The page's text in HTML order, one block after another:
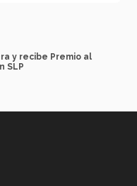
y recibe Premio al
SLP